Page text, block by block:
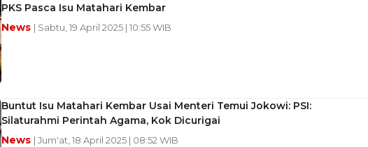
PKS Pasca Isu Matahari Kembar
News | Sabtu, 19 April 2025 | 10:55 WIB
Buntut Isu Matahari Kembar Usai Menteri Temui Jokowi: PSI:
Silaturahmi Perintah Agama, Kok Dicurigai
News | Jum'at, 18 April 2025 | 08:52 WIB